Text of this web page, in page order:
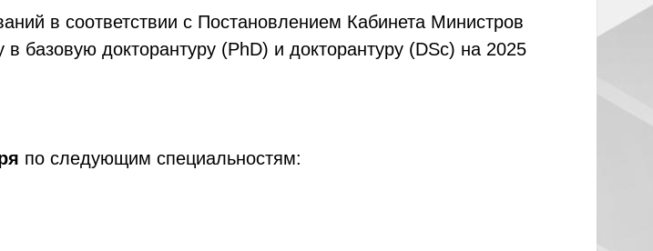
в соответствии с Постановлением Кабинета Министров
базовую докторантуру (PhD) и докторантуру (DSc) на 2025
по следующим специальностям: